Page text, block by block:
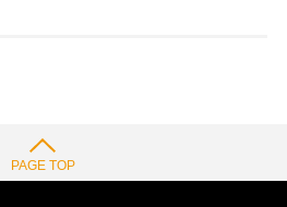
PAGE TOP